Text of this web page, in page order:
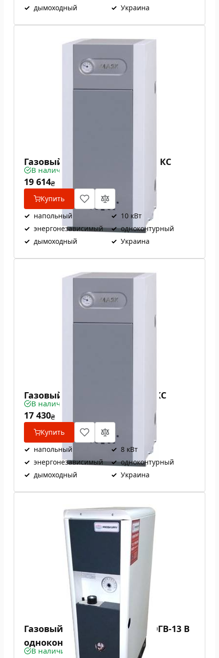
✓ дымоходный ✓ Украина
Газовый котел Маяк АОГВ 10 КС
В наличии
19 614₴
Купить
✓ напольный ✓ 10 кВт
✓ энергонезависимый ✓ одноконтурный
✓ дымоходный ✓ Украина
Газовый котел Маяк АОГВ 8 КС
В наличии
17 430₴
Купить
✓ напольный ✓ 8 кВт
✓ энергонезависимый ✓ одноконтурный
✓ дымоходный ✓ Украина
Газовый котел Проскуров АОГВ-13 В
одноконтурный
В наличии